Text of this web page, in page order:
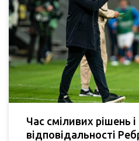
Час сміливих рішень
відповідальності